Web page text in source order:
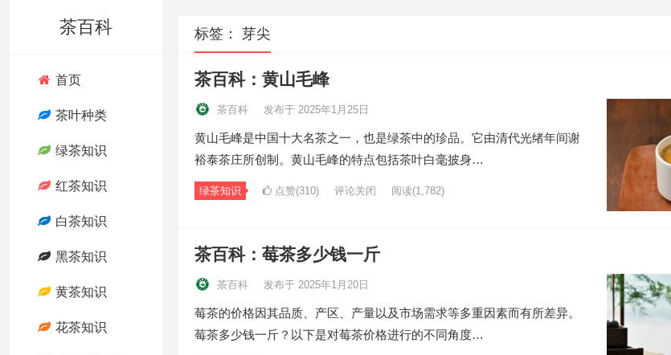
茶百科
首页
茶叶种类
绿茶知识
红茶知识
白茶知识
黑茶知识
黄茶知识
花茶知识
标签： 芽尖
茶百科：黄山毛峰
茶百科 发布于 2025年1月25日
黄山毛峰是中国十大名茶之一，也是绿茶中的珍品。它由清代光绪年间谢
裕泰茶庄所创制。黄山毛峰的特点包括茶叶白毫披身…
绿茶知识 点赞(310) 评论关闭 阅读(1,782)
茶百科：莓茶多少钱一斤
茶百科 发布于 2025年1月20日
莓茶的价格因其品质、产区、产量以及市场需求等多重因素而有所差异。
莓茶多少钱一斤？以下是对莓茶价格进行的不同角度…